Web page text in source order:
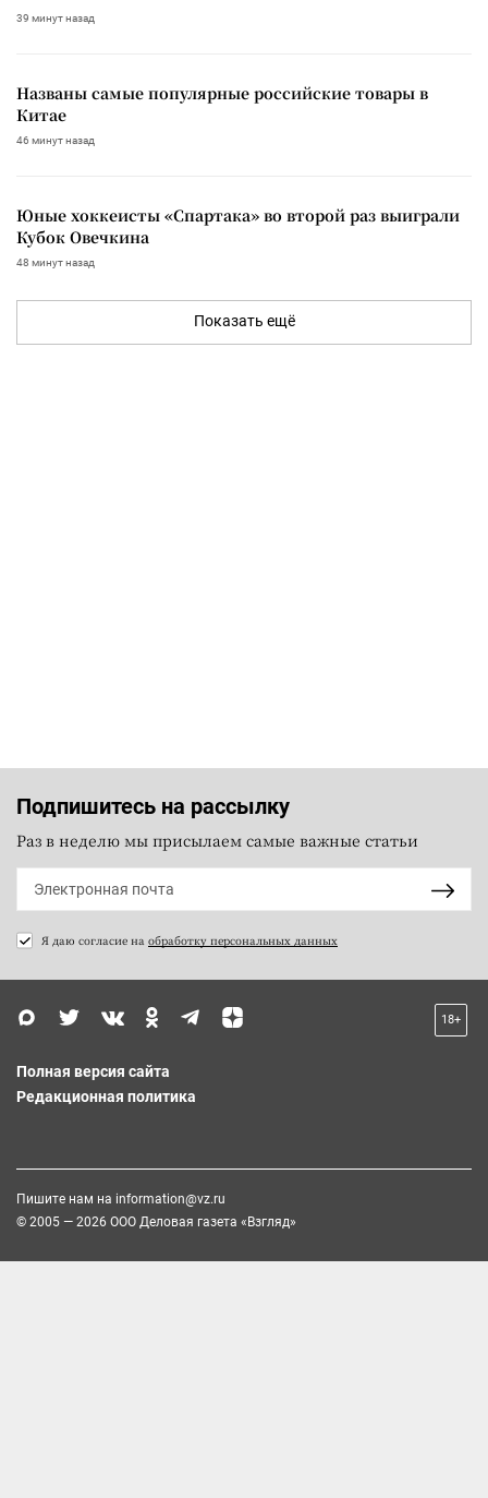
39 минут назад
Названы самые популярные российские товары в
Китае
46 минут назад
Юные хоккеисты «Спартака» во второй раз выиграли
Кубок Овечкина
48 минут назад
Показать ещё
Подпишитесь на рассылку
Раз в неделю мы присылаем самые важные статьи
Я даю согласие на обработку персональных данных
18+
Полная версия сайта
Редакционная политика
Пишите нам на information@vz.ru
© 2005 — 2026 ООО Деловая газета «Взгляд»